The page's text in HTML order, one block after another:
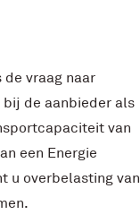
de vraag naar
de aanbieder als
van
een Energie
u overbelasting van